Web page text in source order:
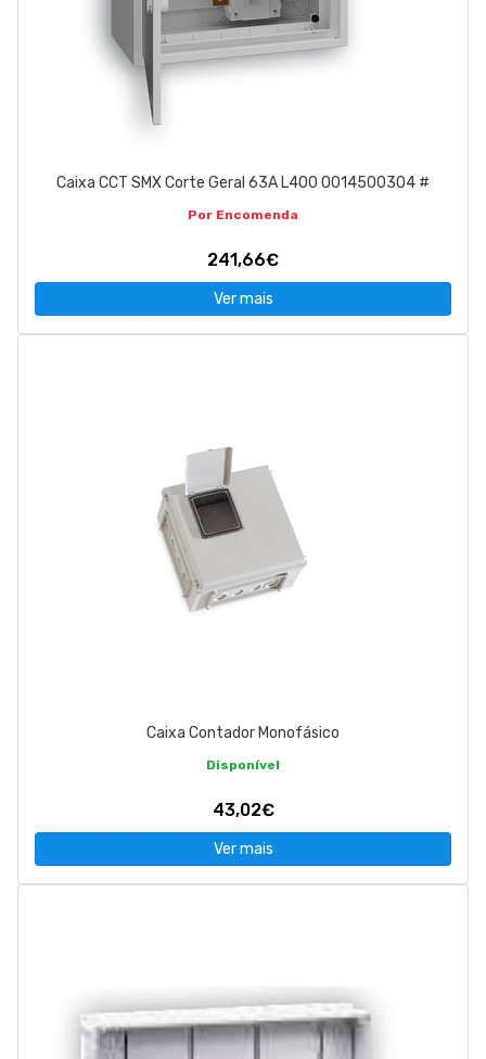
Caixa CCT SMX Corte Geral 63A L400 0014500304 #
Por Encomenda
241,66€
Ver mais
Caixa Contador Monofásico
Disponível
43,02€
Ver mais